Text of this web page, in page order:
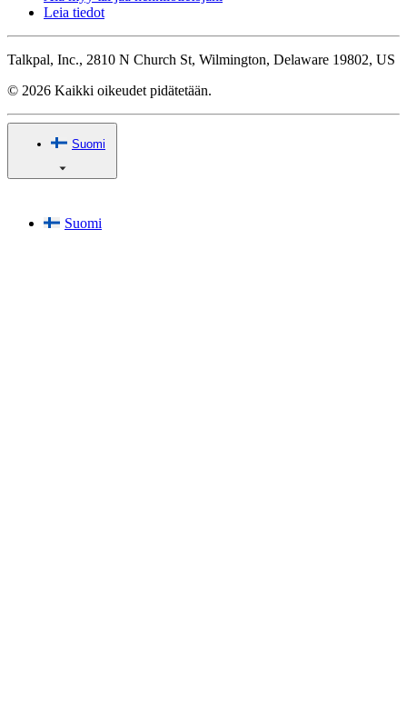
Leia tiedot
Talkpal, Inc., 2810 N Church St, Wilmington, Delaware 19802, US
© 2026 Kaikki oikeudet pidätetään.
Suomi
Suomi